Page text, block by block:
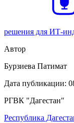
решения для ИТ-
Автор
Бурзиева Патимат
Дата публикации:
РГВК "Дагестан"
Республика